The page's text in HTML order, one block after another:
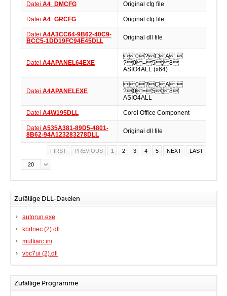
Datei A4_DMCFG Original cfg file
Datei A4_GRCFG Original cfg file
Datei A4A3CC64-9B62-40C9-
BCC5-1DD19FC94E45DLL
Original dll file
Datei A4APANEL64EXE
0?CA:
?0=5;8
ASIO4ALL (x64)
Datei A4APANELEXE
0?CA:
?0=5;8
ASIO4ALL
Datei A4W195DLL Corel Office Component
Datei A535A381-89D5-4801-
8B62-94A123283278DLL
Original dll file
FIRST PREVIOUS 1 2 3 4 5 NEXT LAST
20
Zufällige DLL-Dateien
autorun.exe
kbdnec (2).dll
multiarc.ini
vbc7ui (2).dll
Zufällige Programme